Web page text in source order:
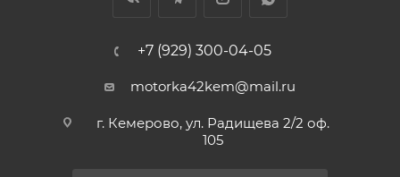
+7 (929) 300-04-05
motorka42kem@mail.ru
г. Кемерово, ул. Радищева 2/2 оф.
105